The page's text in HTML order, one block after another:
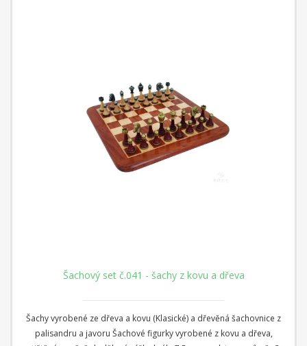
Šachový set č.041 - šachy z kovu a dřeva
Šachy vyrobené ze dřeva a kovu (Klasické) a dřevěná šachovnice z
palisandru a javoru Šachové figurky vyrobené z kovu a dřeva,